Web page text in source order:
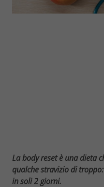
La body reset è una dieta
qualche stravizio di
in soli 2 giorni.